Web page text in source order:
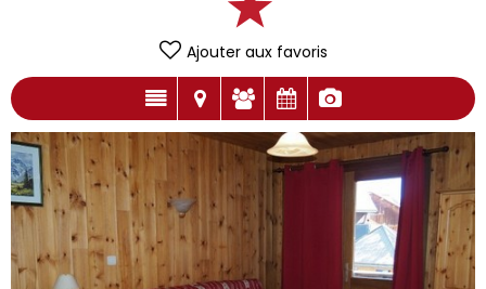
Ajouter aux favoris